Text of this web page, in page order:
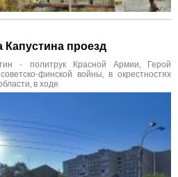
Капустина проезд
- политрук Красной Армии, Герой
финской войны, в окрестностях
в ходе